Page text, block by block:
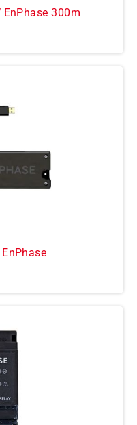
EnPhase 300m